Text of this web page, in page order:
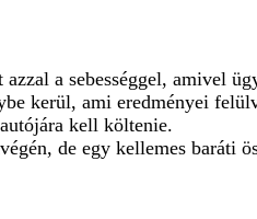
a sebességgel, amivel
kerül, ami eredményei
kell költenie.
de egy kellemes baráti